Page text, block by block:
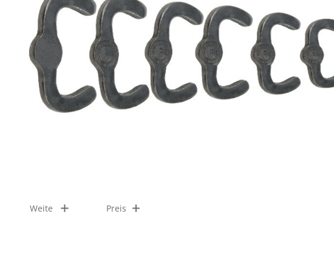
Weite Preis